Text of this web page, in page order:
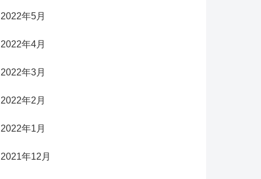
2022年5月
2022年4月
2022年3月
2022年2月
2022年1月
2021年12月